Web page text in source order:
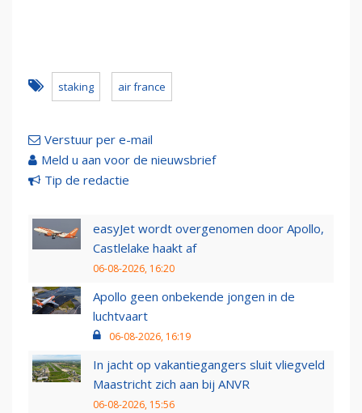
staking air france
Verstuur per e-mail
Meld u aan voor de nieuwsbrief
Tip de redactie
easyJet wordt overgenomen door Apollo,
Castlelake haakt af
06-08-2026, 16:20
Apollo geen onbekende jongen in de
luchtvaart
06-08-2026, 16:19
In jacht op vakantiegangers sluit vliegveld
Maastricht zich aan bij ANVR
06-08-2026, 15:56